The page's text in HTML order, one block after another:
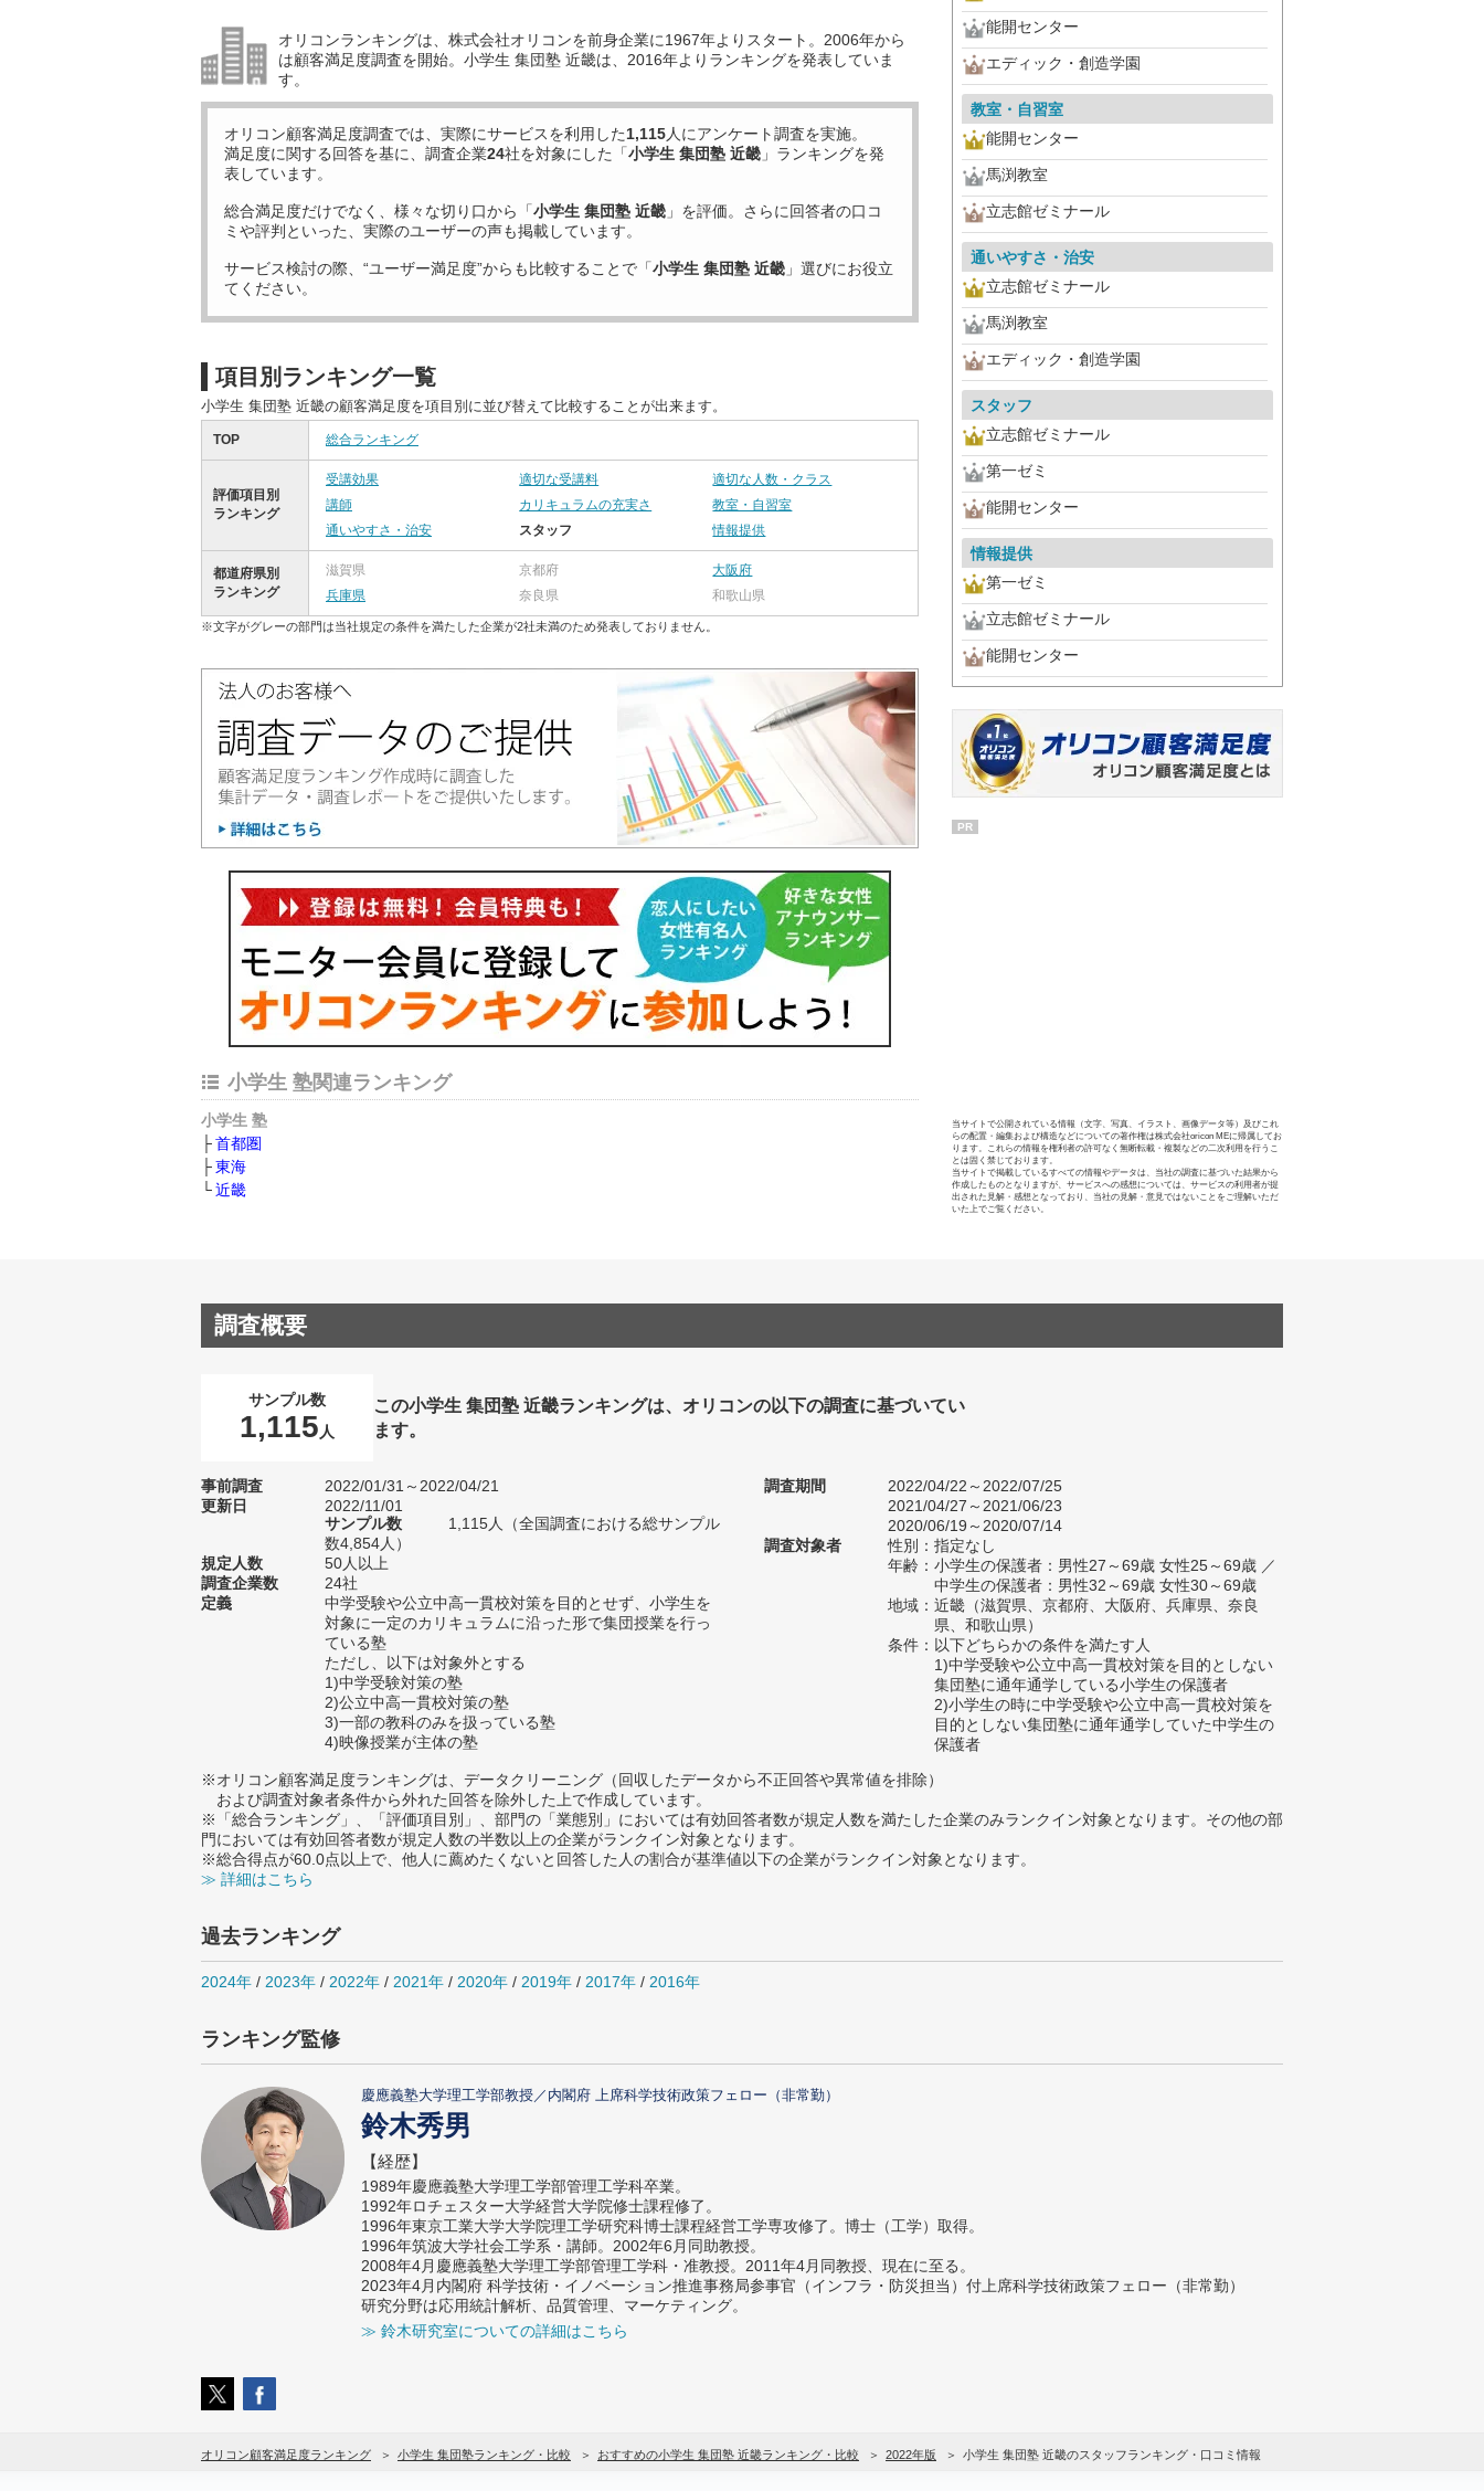
オリコンランキングは、株式会社オリコンを前身企業に1967年よりスタート。2006年から
は顧客満足度調査を開始。小学生 集団塾 近畿は、2016年よりランキングを発表していま
す。
オリコン顧客満足度調査では、実際にサービスを利用した1,115人にアンケート調査を実施。
満足度に関する回答を基に、調査企業24社を対象にした「小学生 集団塾 近畿 」ランキングを発
表しています。
総合満足度だけでなく、様々な切り口から「小学生 集団塾 近畿 」を評価。さらに回答者の口コ
ミや評判といった、実際のユーザーの声も掲載しています。
サービス検討の際、“ユーザー満足度”からも比較することで「小学生 集団塾 近畿 」選びにお役立
てください。
項目別ランキング一覧
小学生 集団塾 近畿の顧客満足度を項目別に並び替えて比較することが出来ます。
TOP 総合ランキング
評価項目別
ランキング
受講効果 適切な受講料
適切な人数・クラス
講師
カリキュラムの充実さ
教室・自習室
通いやすさ・治安
スタッフ 情報提供
都道府県別
ランキング
滋賀県 京都府
大阪府
兵庫県
奈良県 和歌山県
※文字がグレーの部門は当社規定の条件を満たした企業が2社未満のため発表しておりません。
小学生 塾関連ランキング
小学生 塾
首都圏
東海
近畿
能開センター
エディック・創造学園
教室・自習室
能開センター
馬渕教室
立志館ゼミナール
通いやすさ・治安
立志館ゼミナール
馬渕教室
エディック・創造学園
スタッフ
立志館ゼミナール
第一ゼミ
能開センター
情報提供
第一ゼミ
立志館ゼミナール
能開センター
PR
当サイトで公開されている情報（文字、写真、イラスト、画像データ等）及びこれ
らの配置・編集および構造などについての著作権は株式会社oricon MEに帰属してお
ります。これらの情報を権利者の許可なく無断転載・複製などの二次利用を行うこ
とは固く禁じております。
当サイトで掲載しているすべての情報やデータは、当社の調査に基づいた結果から
作成したものとなりますが、サービスへの感想については、サービスの利用者が提
出された見解・感想となっており、当社の見解・意見ではないことをご理解いただ
いた上でご覧ください。
調査概要
サンプル数
1,115 人
この小学生 集団塾 近畿ランキングは、オリコンの以下の調査に基づいてい
ます。
事前調査
2022/01/31～2022/04/21
更新日
2022/11/01
サンプル数
1,115人（全国調査における総サンプル
数4,854人）
規定人数
50人以上
調査企業数
24社
定義
中学受験や公立中高一貫校対策を目的とせず、小学生を
対象に一定のカリキュラムに沿った形で集団授業を行っ
ている塾
ただし、以下は対象外とする
1)中学受験対策の塾
2)公立中高一貫校対策の塾
3)一部の教科のみを扱っている塾
4)映像授業が主体の塾
調査期間
2022/04/22～2022/07/25
2021/04/27～2021/06/23
2020/06/19～2020/07/14
調査対象者
性別：指定なし
年齢：小学生の保護者：男性27～69歳 女性25～69歳 ／
中学生の保護者：男性32～69歳 女性30～69歳
地域：近畿（滋賀県、京都府、大阪府、兵庫県、奈良
県、和歌山県）
条件：以下どちらかの条件を満たす人
1)中学受験や公立中高一貫校対策を目的としない
集団塾に通年通学している小学生の保護者
2)小学生の時に中学受験や公立中高一貫校対策を
目的としない集団塾に通年通学していた中学生の
保護者
※オリコン顧客満足度ランキングは、データクリーニング（回収したデータから不正回答や異常値を排除）
および調査対象者条件から外れた回答を除外した上で作成しています。
※「総合ランキング」、「評価項目別」、部門の「業態別」においては有効回答者数が規定人数を満たした企業のみランクイン対象となります。その他の部
門においては有効回答者数が規定人数の半数以上の企業がランクイン対象となります。
※総合得点が60.0点以上で、他人に薦めたくないと回答した人の割合が基準値以下の企業がランクイン対象となります。
≫ 詳細はこちら
過去ランキング
2024年 / 2023年 / 2022年 / 2021年 / 2020年 / 2019年 / 2017年 / 2016年
ランキング監修
慶應義塾大学理工学部教授／内閣府 上席科学技術政策フェロー（非常勤）
鈴木秀男
【経歴】
1989年慶應義塾大学理工学部管理工学科卒業。
1992年ロチェスター大学経営大学院修士課程修了。
1996年東京工業大学大学院理工学研究科博士課程経営工学専攻修了。博士（工学）取得。
1996年筑波大学社会工学系・講師。2002年6月同助教授。
2008年4月慶應義塾大学理工学部管理工学科・准教授。2011年4月同教授、現在に至る。
2023年4月内閣府 科学技術・イノベーション推進事務局参事官（インフラ・防災担当）付上席科学技術政策フェロー（非常勤）
研究分野は応用統計解析、品質管理、マーケティング。
≫ 鈴木研究室についての詳細はこちら
オリコン顧客満足度ランキング 小学生 集団塾ランキング・比較 おすすめの小学生 集団塾 近畿ランキング・比較 2022年版 小学生 集団塾 近畿のスタッフランキング・口コミ情報